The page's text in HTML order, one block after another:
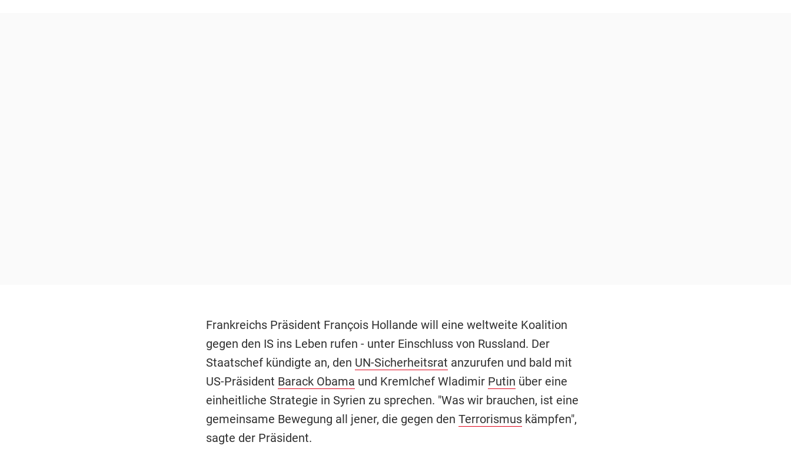
Frankreichs Präsident François Hollande will eine weltweite Koalition
gegen den IS ins Leben rufen - unter Einschluss von Russland. Der
Staatschef kündigte an, den UN-Sicherheitsrat anzurufen und bald mit
US-Präsident Barack Obama und Kremlchef Wladimir Putin über eine
einheitliche Strategie in Syrien zu sprechen. "Was wir brauchen, ist eine
gemeinsame Bewegung all jener, die gegen den Terrorismuskämpfen",
sagte der Präsident.